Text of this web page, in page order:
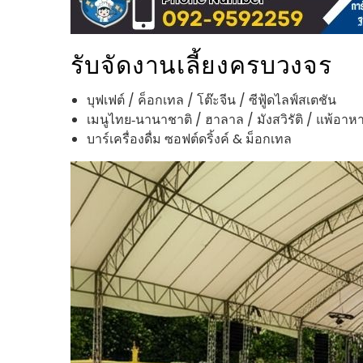
รับจัดงานเลี้ยงครบวงจร
บุฟเฟต์ / ค็อกเทล / โต๊ะจีน / ซีฟู้ดไลฟ์สเตชัน
เมนูไทย‑นานาชาติ / ฮาลาล / มังสวิรัติ / แพ้อาห
บาร์เครื่องดื่ม ซอฟต์ดริ้งค์ & ม็อกเทล